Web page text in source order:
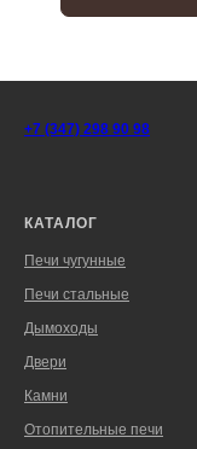
+7 (347) 298 90 98
КАТАЛОГ
Печи чугунные
Печи стальные
Дымоходы
Двери
Камни
Отопительные печи